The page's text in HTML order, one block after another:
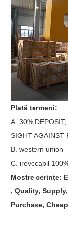
Plată termeni:
A. 30%
SIGHT AGAINST
B. western union
C. irevocabil
Mostre cerințe:
, Quality,
Purchase,